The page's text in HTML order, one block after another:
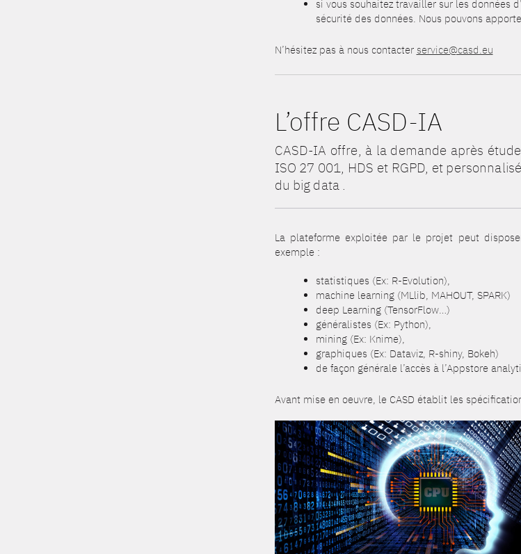
si vous souhaitez travailler sur les données
sécurité des données. Nous pouvons
N’hésitez pas à nous contacter service@casd.eu
L’offre CASD-IA
CASD-IA offre, à la demande après
ISO 27 001, HDS et RGPD, et
du big data .
La plateforme exploitée par le projet peut
exemple :
statistiques (Ex: R-Evolution),
machine learning (MLlib, MAHOUT, SPARK)
deep Learning (TensorFlow…)
généralistes (Ex: Python),
mining (Ex: Knime),
graphiques (Ex: Dataviz, R-shiny, Bokeh)
de façon générale l’accès à l’Appstore
Avant mise en oeuvre, le CASD établit les